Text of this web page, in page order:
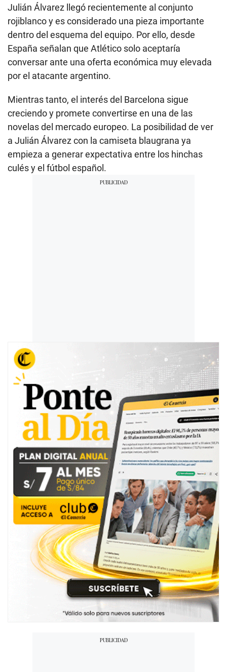
Julián Álvarez llegó recientemente al conjunto
rojiblanco y es considerado una pieza importante
dentro del esquema del equipo. Por ello, desde
España señalan que Atlético solo aceptaría
conversar ante una oferta económica muy elevada
por el atacante argentino.
Mientras tanto, el interés del Barcelona sigue
creciendo y promete convertirse en una de las
novelas del mercado europeo. La posibilidad de ver
a Julián Álvarez con la camiseta blaugrana ya
empieza a generar expectativa entre los hinchas
culés y el fútbol español.